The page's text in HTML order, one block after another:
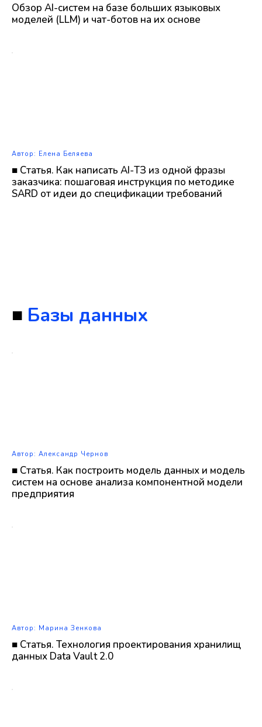
Обзор AI-систем на базе больших языковых
моделей (LLM) и чат-ботов на их основе
Автор: Елена Беляева
■ Статья. Как написать AI-ТЗ из одной фразы
заказчика: пошаговая инструкция по методике
SARD от идеи до спецификации требований
■ Базы данных
Автор: Александр Чернов
■ Статья. Как построить модель данных и модель
систем на основе анализа компонентной модели
предприятия
Автор: Марина Зенкова
■ Статья. Технология проектирования хранилищ
данных Data Vault 2.0